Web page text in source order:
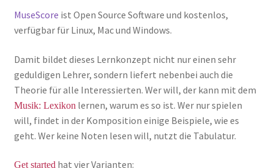
MuseScore ist Open Source Software und kostenlos,
verfügbar für Linux, Mac und Windows.
Damit bildet dieses Lernkonzept nicht nur einen sehr
geduldigen Lehrer, sondern liefert nebenbei auch die
Theorie für alle Interessierten. Wer will, der kann mit dem
Musik: Lexikon lernen, warum es so ist. Wer nur spielen
will, findet in der Komposition einige Beispiele, wie es
geht. Wer keine Noten lesen will, nutzt die Tabulatur.
Get startedhat vier Varianten: